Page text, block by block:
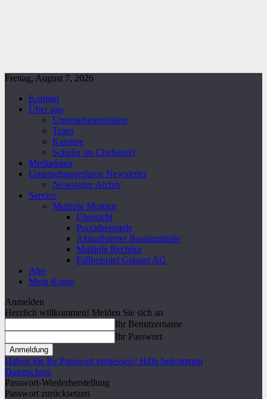
Freitag, August 7, 2026
Kontakt
Über uns
Unternehmeredition
Team
Karriere
Schüler im Chefsessel
Mediadaten
Unternehmeredition Newsletter
Newsletter Archiv
Service
Multiple Monitor
Übersicht
Praxisbeispiele
Aktualisierter Basismultiple
Multiple Rechner
Fallbeispiel Gigaset AG
Abo
Mein Konto
Anmelden
Herzlich willkommen! Melden Sie sich an
Ihr Benutzername
Ihr Passwort
Haben Sie Ihr Passwort vergessen? Hilfe bekommen
Datenschutz
Passwort-Wiederherstellung
Passwort zurücksetzen